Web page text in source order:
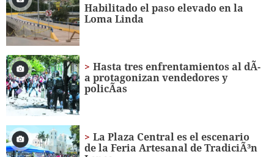
Habilitado el paso elevado en la
Loma Linda
Hasta tres enfrentamientos al dÃ­
a protagonizan vendedores y
policÃ­as
La Plaza Central es el escenario
de la Feria Artesanal de TradiciÃ³n